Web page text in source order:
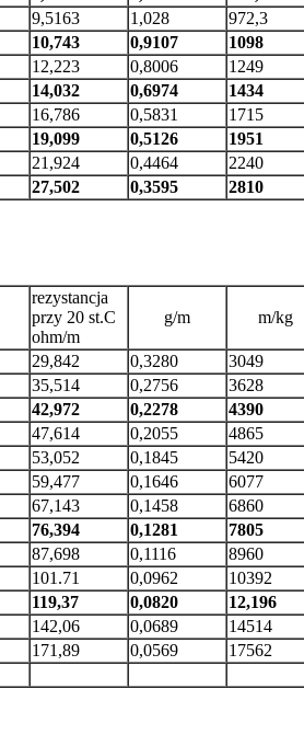
9,5163 1,028
972,3
10,743 0,9107
1098
12,223 0,8006
1249
14,032 0,6974
1434
16,786 0,5831
1715
19,099 0,5126
1951
21,924 0,4464
2240
27,502 0,3595 2810
rezystancja
przy 20 st.C
ohm/m
g/m m/kg
29,842 0,3280
3049
35,514 0,2756
3628
42,972 0,2278
4390
47,614 0,2055
4865
53,052 0,1845
5420
59,477 0,1646
6077
67,143 0,1458
6860
76,394 0,1281
7805
87,698 0,1116
8960
101.71 0,0962
10392
119,37 0,0820
12,196
142,06 0,0689
14514
171,89 0,0569 17562